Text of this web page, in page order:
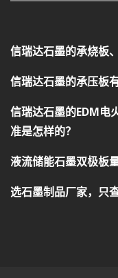
信瑞达石墨的承烧板
信瑞达石墨的承压板
信瑞达石墨的EDM电
准是怎样的？
液流储能石墨双极板
选石墨制品厂家，只